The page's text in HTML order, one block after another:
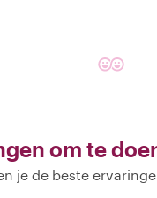
om te
je de beste